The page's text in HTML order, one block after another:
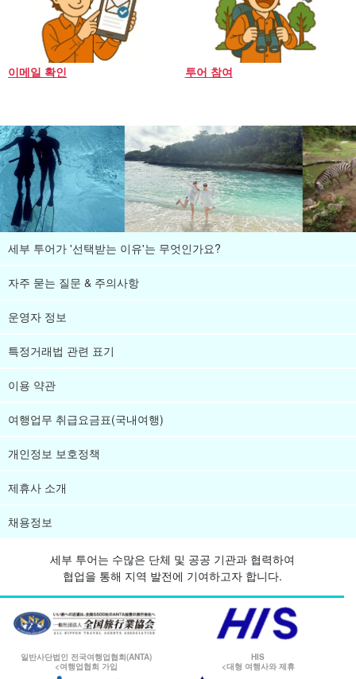
이메일 확인 투어 참여
세부 투어가 '선택받는 이유'는 무엇인가요?
자주 묻는 질문 & 주의사항
운영자 정보
특정거래법 관련 표기
이용 약관
여행업무 취급요금표(국내여행)
개인정보 보호정책
제휴사 소개
채용정보
세부 투어는 수많은 단체 및 공공 기관과 협력하여
협업을 통해 지역 발전에 기여하고자 합니다.
일반사단법인 전국여행업협회(ANTA)
<여행업협회 가입
HIS
<대형 여행사와 제휴